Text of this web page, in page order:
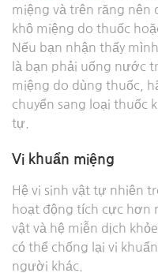
miệng và trên răng nên
khô miệng do thuốc
Nếu bạn nhận thấy
là bạn phải uống nước
miệng do dùng thuốc,
chuyển sang loại thuốc
tự.
Vi khuẩn miệng
Hệ vi sinh vật tự nhiên
hoạt động tích cực hơn
vật và hệ miễn dịch
có thể chống lại vi
người khác.